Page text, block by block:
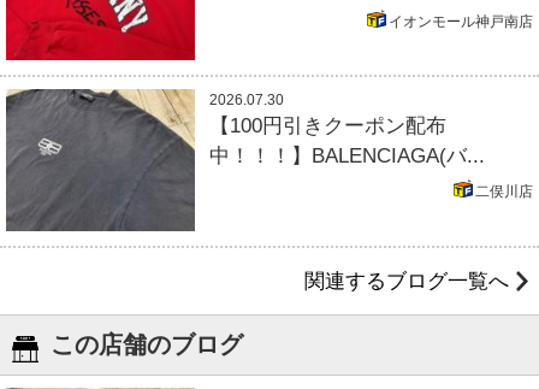
イオンモール神戸南店
2026.07.30
【100円引きクーポン配布
中！！！】BALENCIAGA(バ...
二俣川店
関連するブログ一覧へ
この店舗のブログ